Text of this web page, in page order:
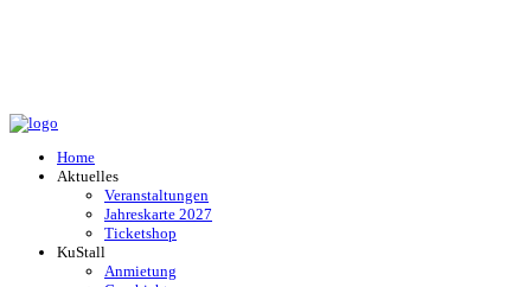
Home
Aktuelles
Veranstaltungen
Jahreskarte 2027
Ticketshop
KuStall
Anmietung